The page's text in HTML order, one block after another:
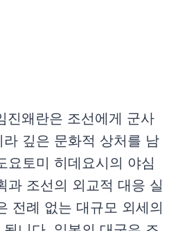
진왜란은 조선에게 군사
깊은 문화적 상처를 남
요토미 히데요시의 야심
과 조선의 외교적 대응 실
전례 없는 대규모 외세의